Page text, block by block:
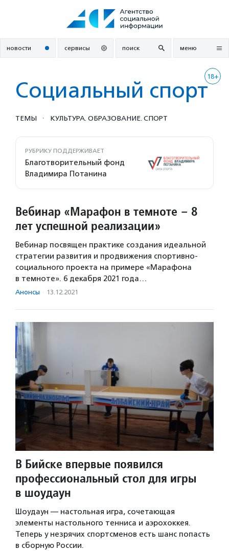
новости сервисы поиск меню
18+
Социальный спорт
ТЕМЫ · КУЛЬТУРА. ОБРАЗОВАНИЕ. СПОРТ
РУБРИКУ ПОДДЕРЖИВАЕТ
Благотворительный фонд
Владимира Потанина
Вебинар «Марафон в темноте – 8
лет успешной реализации»
Вебинар посвящен практике создания идеальной
стратегии развития и продвижения спортивно-
социального проекта на примере «Марафона
в темноте». 6 декабря 2021 года…
Анонсы · 13.12.2021
В Бийске впервые появился
профессиональный стол для игры
в шоудаун
Шоудаун — настольная игра, сочетающая
элементы настольного тенниса и аэрохоккея.
Теперь у незрячих спортсменов есть шанс попасть
в сборную России.